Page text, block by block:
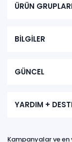
ÜRÜN
BİLGİLER
GÜNCEL
YARDIM +
Kampanyalar ve en